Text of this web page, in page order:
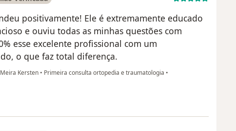
positivamente! Ele é extremamente educado
e ouviu todas as minhas questões com
esse excelente profissional com um
o que faz total diferença.
Kersten • Primeira consulta ortopedia e traumatologia •